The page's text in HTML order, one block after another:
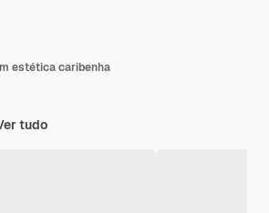
estética caribenha
tudo